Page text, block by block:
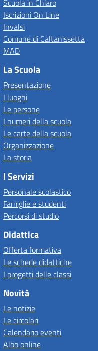
Scuola in Chiaro
Iscrizioni On Line
Invalsi
Comune di Caltanissetta
MAD
La Scuola
Presentazione
I luoghi
Le persone
I numeri della scuola
Le carte della scuola
Organizzazione
La storia
I Servizi
Personale scolastico
Famiglie e studenti
Percorsi di studio
Didattica
Offerta formativa
Le schede didattiche
I progetti delle classi
Novità
Le notizie
Le circolari
Calendario eventi
Albo online